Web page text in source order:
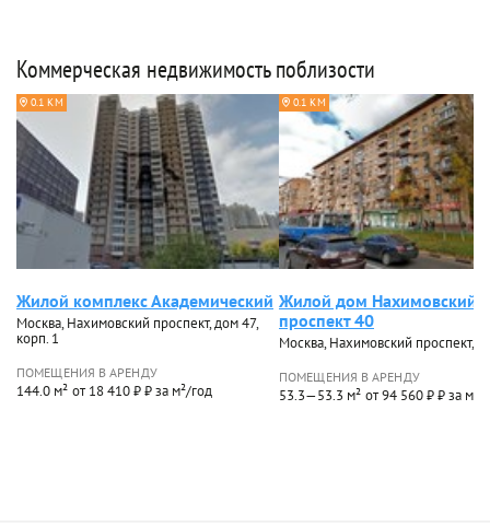
Коммерческая недвижимость поблизости
0.1 КМ
Жилой комплекс Академический
Москва, Нахимовский проспект, дом 47,
корп. 1
ПОМЕЩЕНИЯ В АРЕНДУ
144.0 м² от 18 410 ₽ ₽ за м²/год
0.1 КМ
Жилой дом Нахимовский
проспект 40
Москва, Нахимовский проспект,
ПОМЕЩЕНИЯ В АРЕНДУ
53.3—53.3 м² от 94 560 ₽ ₽ за м²/